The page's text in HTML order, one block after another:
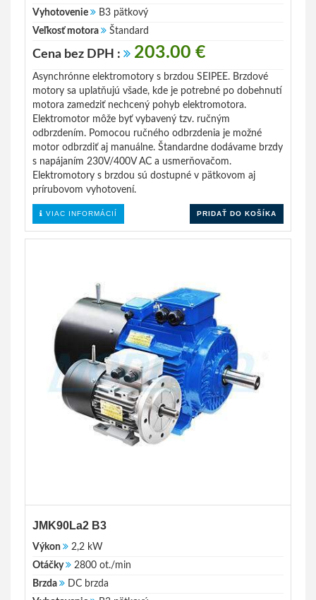
Vyhotovenie
B3 pätkový
Veľkosť motora
Štandard
Cena bez DPH : 203.00 €
Asynchrónne elektromotory s brzdou SEIPEE. Brzdové
motory sa uplatňujú všade, kde je potrebné po dobehnutí
motora zamedziť nechcený pohyb elektromotora.
Elektromotor môže byť vybavený tzv. ručným
odbrzdením. Pomocou ručného odbrzdenia je možné
motor odbrzdiť aj manuálne. Štandardne dodávame brzdy
s napájaním 230V/400V AC a usmerňovačom.
Elektromotory s brzdou sú dostupné v pätkovom aj
prírubovom vyhotovení.
VIAC INFORMÁCIÍ PRIDAŤ DO KOŠÍKA
JMK90La2 B3
Výkon
2,2 kW
Otáčky
2800 ot./min
Brzda
DC brzda